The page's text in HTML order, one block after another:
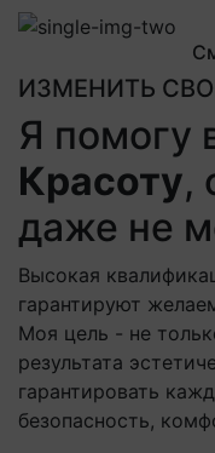
ИЗМЕНИТЬ
Я помогу
Красоту,
даже не
Высокая
гарантируют
Моя цель - не
результата
гарантировать
безопасность,